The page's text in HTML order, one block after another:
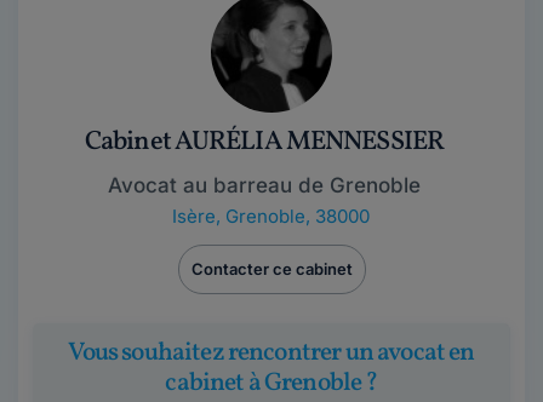
Cabinet AURÉLIA MENNESSIER
Avocat au barreau de Grenoble
Isère, Grenoble, 38000
Contacter ce cabinet
Vous souhaitez rencontrer un avocat en
cabinet à Grenoble ?